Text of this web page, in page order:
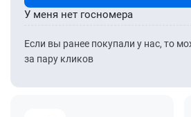
Если вы ранее покупали у нас, то
за пару кликов
У меня нет госномера